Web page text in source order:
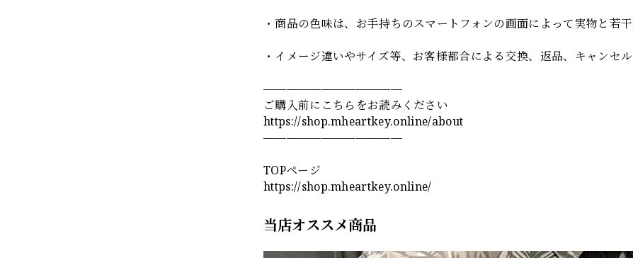
・商品の色味は、お手持ちのスマートフォンの画面によって実物と若
・イメージ違いやサイズ等、お客様都合による交換、返品、キャンセル
————————————
ご購入前にこちらをお読みください
https://shop.mheartkey.online/about
————————————
TOPページ
https://shop.mheartkey.online/
当店オススメ商品